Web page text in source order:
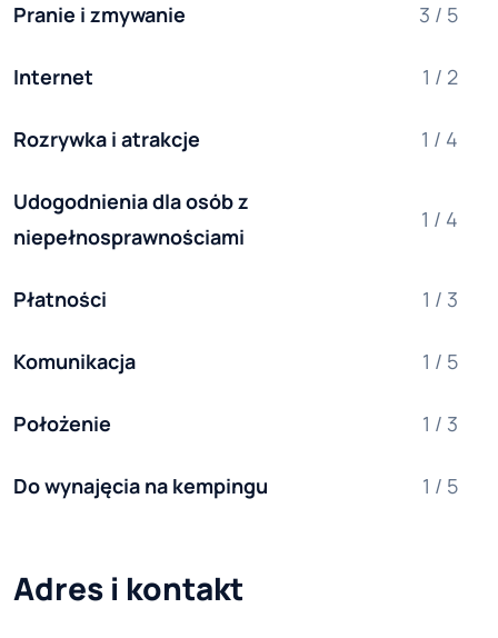
Pranie i zmywanie 3 / 5
Internet 1 / 2
Rozrywka i atrakcje 1 / 4
Udogodnienia dla osób z
niepełnosprawnościami
1 / 4
Płatności 1 / 3
Komunikacja 1 / 5
Położenie 1 / 3
Do wynajęcia na kempingu 1 / 5
Adres i kontakt